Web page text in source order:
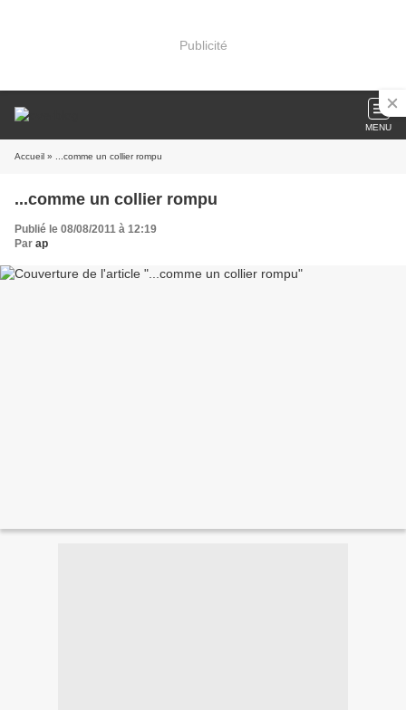
Publicité
MENU
Accueil » ...comme un collier rompu
...comme un collier rompu
Publié le 08/08/2011 à 12:19
Par ap